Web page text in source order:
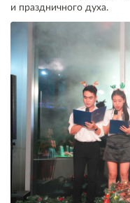
и праздничного духа.